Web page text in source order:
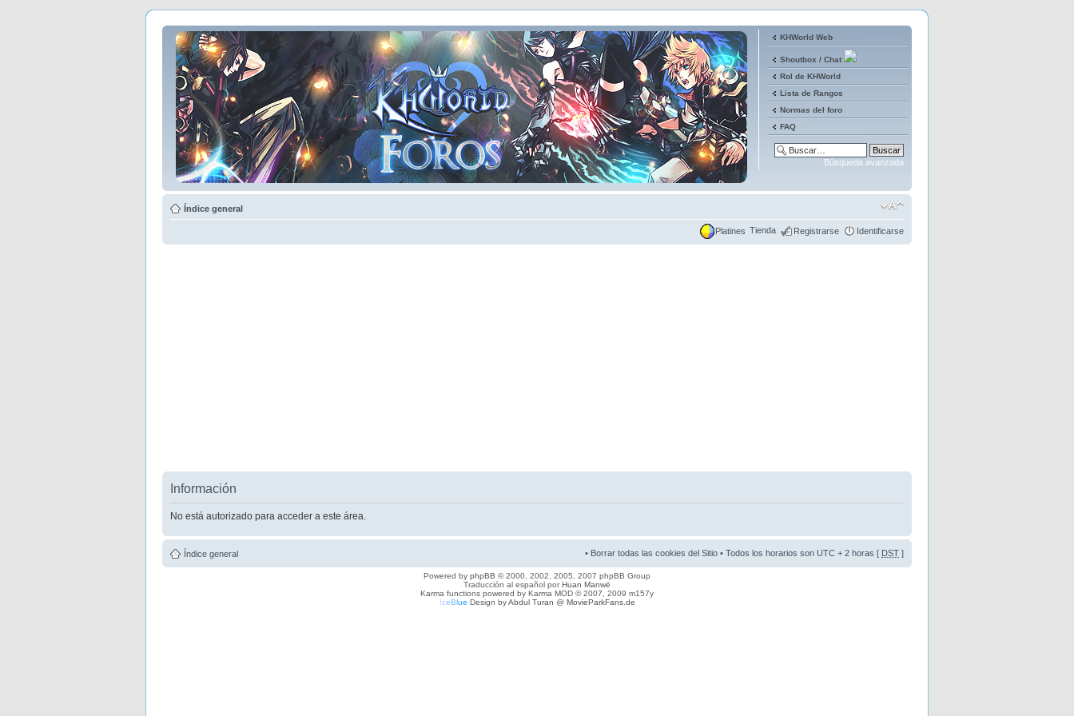
KHWorld Web
Shoutbox / Chat
Rol de KHWorld
Lista de Rangos
Normas del foro
FAQ
Búsqueda avanzada
Índice general
Platines Tienda Registrarse Identificarse
Información
No está autorizado para acceder a este área.
Índice general • Borrar todas las cookies del Sitio • Todos los horarios son UTC + 2 horas [ DST ]
Powered by phpBB © 2000, 2002, 2005, 2007 phpBB Group
Traducción al español porHuan Manwë
Karma functions powered by Karma MOD © 2007, 2009 m157y
IceBlue Design byAbdul Turan @ MovieParkFans.de